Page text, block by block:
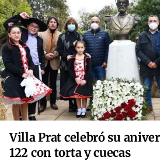
Villa Prat celebró su
122 con torta y cuecas